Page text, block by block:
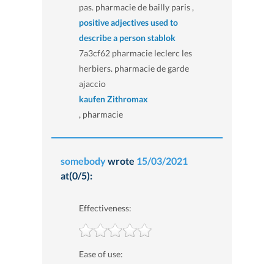
pas. pharmacie de bailly paris ,
positive adjectives used to
describe a person stablok
7a3cf62 pharmacie leclerc les
herbiers. pharmacie de garde
ajaccio
kaufen Zithromax
, pharmacie
somebodywrote 15/03/2021
at(0/5):
Effectiveness:
Ease of use: